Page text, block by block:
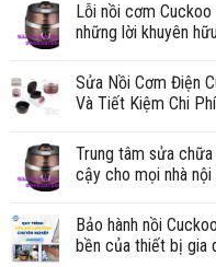
Lỗi nồi cơm
những lời khuyên
Sửa Nồi Cơm Điện
Và Tiết Kiệm Chi Phí
Trung tâm sửa
cậy cho mọi nhà
Bảo hành nồi
bền của thiết bị gia